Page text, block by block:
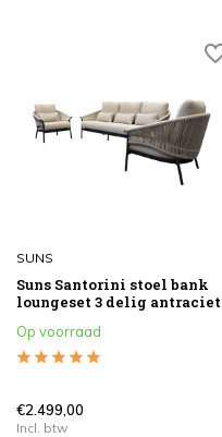
SUNS
Suns Santorini stoel bank
loungeset 3 delig antraciet
Op voorraad
€2.499,00
Incl. btw